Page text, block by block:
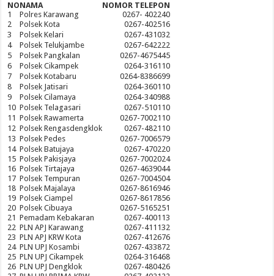
NONAMA
NOMOR TELEPON
1
Polres Karawang
0267- 402240
2
Polsek Kota
0267-402516
3
Polsek Kelari
0267-431032
4
Polsek Telukjambe
0267-642222
5
Polsek Pangkalan
0267-4675445
6
Polsek Cikampek
0264-316110
7
Polsek Kotabaru
0264-8386699
8
Polsek Jatisari
0264-360110
9
Polsek Cilamaya
0264-340988
10 Polsek Telagasari
0267-510110
11 Polsek Rawamerta
0267-7002110
12 Polsek Rengasdengklok
0267-482110
13 Polsek Pedes
0267-7006579
14 Polsek Batujaya
0267-470220
15 Polsek Pakisjaya
0267-7002024
16 Polsek Tirtajaya
0267-4639044
17 Polsek Tempuran
0267-7004504
18 Polsek Majalaya
0267-8616946
19 Polsek Ciampel
0267-8617856
20 Polsek Cibuaya
0267-5165251
21 Pemadam Kebakaran
0267-400113
22 PLN APJ Karawang
0267-411132
23 PLN APJ KRW Kota
0267-412676
24 PLN UPJ Kosambi
0267-433872
25 PLN UPJ Cikampek
0264-316468
26 PLN UPJ Dengklok
0267-480426